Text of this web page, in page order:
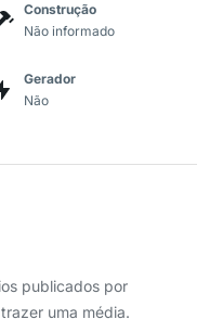
Construção
Não informado
Gerador
Não
publicados por
uma média.